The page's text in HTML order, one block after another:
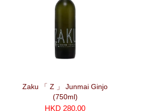
Zaku 「 Z 」 Junmai Ginjo
(750ml)
HKD 280.00